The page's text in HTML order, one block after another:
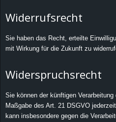
Widerrufsrecht
Sie haben das Recht, erteilte
mit Wirkung für die Zukunft zu
Widerspruchsrecht
Sie können der künftigen
Maßgabe des Art. 21 DSGVO
kann insbesondere gegen die